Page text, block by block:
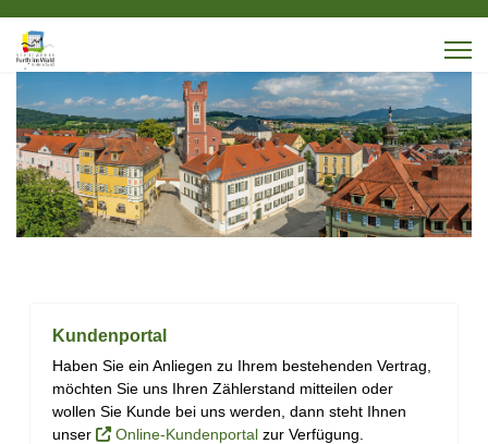
Kundenportal
Haben Sie ein Anliegen zu Ihrem bestehenden Vertrag,
möchten Sie uns Ihren Zählerstand mitteilen oder
wollen Sie Kunde bei uns werden, dann steht Ihnen
unser
Online-Kundenportal zur Verfügung.